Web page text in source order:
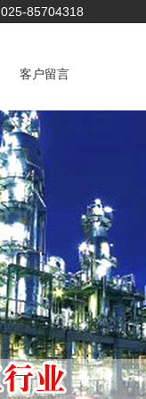
025-85704318
客户留言